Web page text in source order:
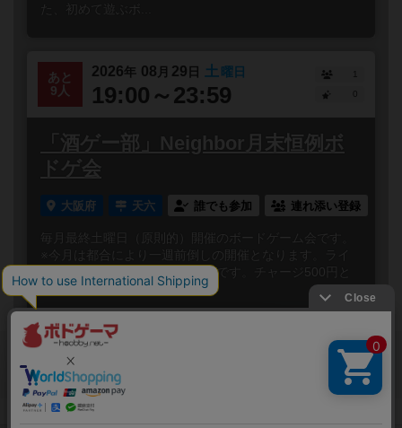
た、初めて遊ぶボ...
あと
9人
2026年 08 月 29 日 土 曜日
19:00～23:59
1
「酒ゲー部」Neighbor月末恒例ボ
ドゲ会
大阪府 天六 誰でも参加 連れ添い登録
毎月最終土曜日（原則的）開催のボードゲーム会です。
※今月は都合により一週前倒しの開催となります。ライ
トな層でライトなゲームが多いです。チャージ500円と
ワンオーダー...
閉じる
ボードゲームのプレイ履歴を記録し
自分のデータを管理しませんか？